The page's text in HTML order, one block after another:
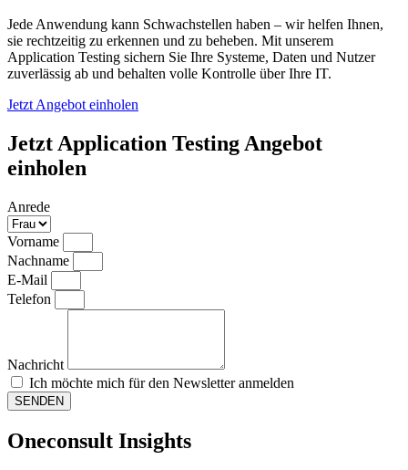
Jede Anwendung kann Schwachstellen haben – wir helfen Ihnen,
sie rechtzeitig zu erkennen und zu beheben. Mit unserem
Application Testing sichern Sie Ihre Systeme, Daten und Nutzer
zuverlässig ab und behalten volle Kontrolle über Ihre IT.
Jetzt Angebot einholen
Jetzt Application Testing Angebot
einholen
Anrede
Vorname
Nachname
E-Mail
Telefon
Nachricht
Ich möchte mich für den Newsletter anmelden
SENDEN
Oneconsult Insights